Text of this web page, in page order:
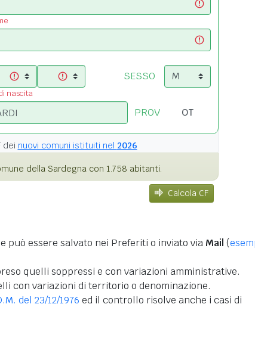
nascita
SESSO
PROV
dei nuovi comuni istituiti nel 2026
della Sardegna con 1.758 abitanti.
Calcola CF
può essere salvato nei Preferiti o inviato via Mail (
quelli soppressi e con variazioni amministrative.
con variazioni di territorio o denominazione.
del 23/12/1976 ed il controllo risolve anche i casi di